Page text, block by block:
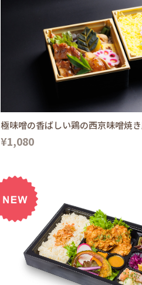
極味噌の香ばしい鶏の西京味噌焼
¥1,080